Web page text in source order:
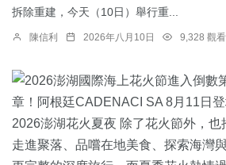
拆除重建，今天（10日）舉行重...
陳信利 2026年八月10日 9,328 觀看